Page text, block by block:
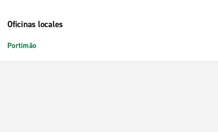
Oficinas locales
Portimão